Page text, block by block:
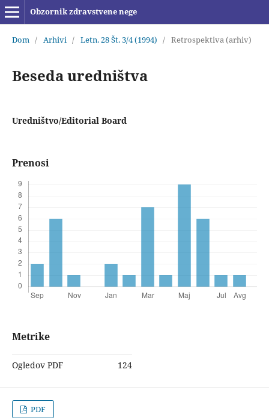
Obzornik zdravstvene nege
Dom / Arhivi / Letn. 28 Št. 3/4 (1994) / Retrospektiva (arhiv)
Beseda uredništva
Uredništvo/Editorial Board
Prenosi
Metrike
Ogledov PDF 124
PDF